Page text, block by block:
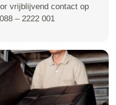
vrijblijvend contact op
– 2222 001